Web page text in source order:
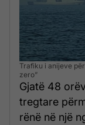
Trafiku i anijeve
zero”
Gjatë 48
tregtare
rënë në një